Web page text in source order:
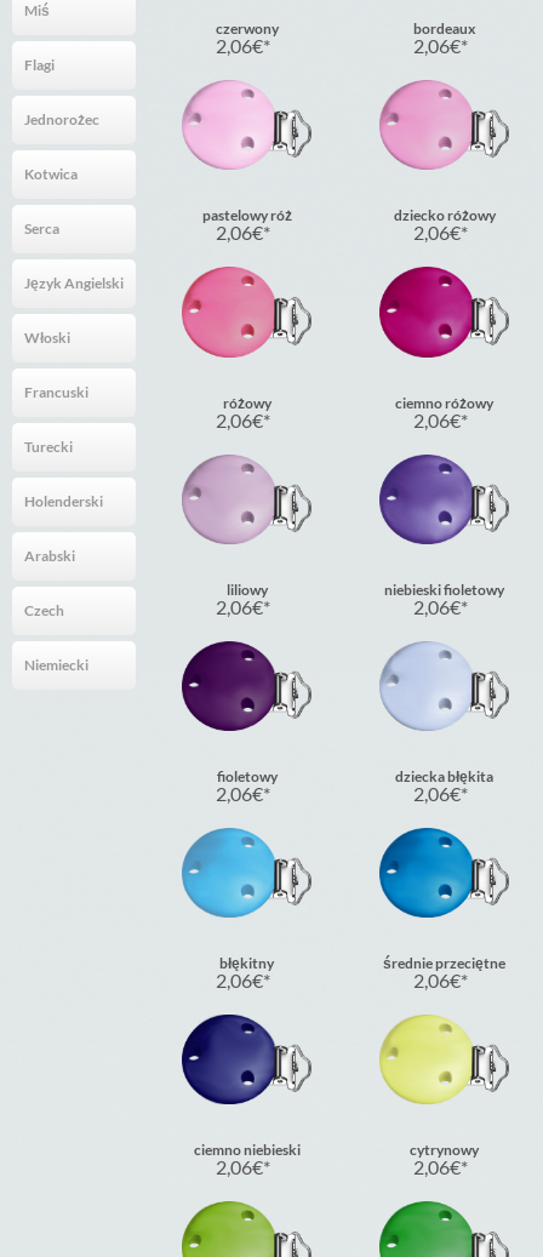
Miś
Flagi
Jednorożec
Kotwica
Serca
Język Angielski
Włoski
Francuski
Turecki
Holenderski
Arabski
Czech
Niemiecki
czerwony
2,06€
bordeaux
2,06€
pastelowy róż
2,06€
dziecko różowy
2,06€
różowy
2,06€
ciemno różowy
2,06€
liliowy
2,06€
niebieski fioletowy
2,06€
fioletowy
2,06€
dziecka błękita
2,06€
błękitny
2,06€
średnie przeciętne
2,06€
ciemno niebieski
2,06€
cytrynowy
2,06€